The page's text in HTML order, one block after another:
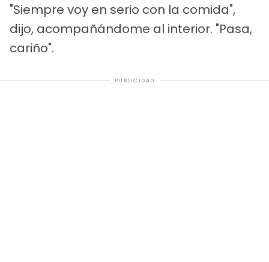
"Siempre voy en serio con la comida",
dijo, acompañándome al interior. "Pasa,
cariño".
PUBLICIDAD